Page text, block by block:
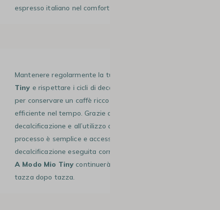
espresso italiano nel comfort di casa tua.
Mantenere regolarmente la tua
Tiny e rispettare i cicli di decalcificazione è fondamentale
per conservare un caffè ricco di aromi e una macchina
efficiente nel tempo. Grazie alla procedura di
decalcificazione e all’utilizzo di prodotti adeguati, il
processo è semplice e accessibile a tutti. Con una
decalcificazione eseguita correttamente, la tua
A Modo Mio Tiny continuerà a offrirti caffè di qualità,
tazza dopo tazza.